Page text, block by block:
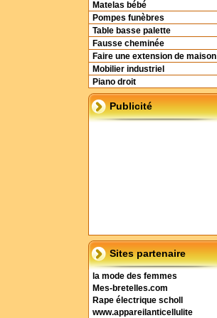
Matelas bébé
Pompes funèbres
Table basse palette
Fausse cheminée
Faire une extension de maison
Mobilier industriel
Piano droit
Publicité
Sites partenaire
la mode des femmes
Mes-bretelles.com
Rape électrique scholl
www.appareilanticellulite